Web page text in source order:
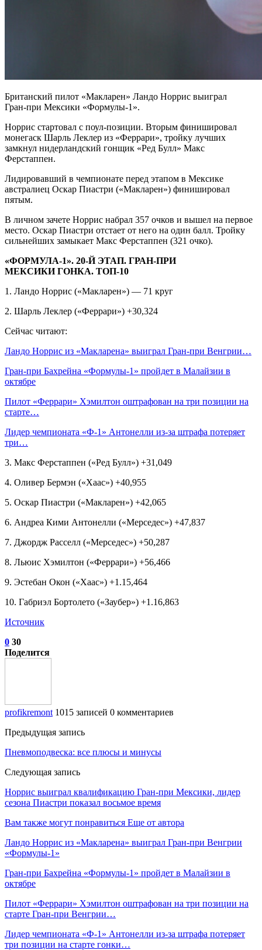
Британский пилот «Макларен» Ландо Норрис выиграл
Гран‑при Мексики «Формулы‑1».
Норрис стартовал с поул‑позиции. Вторым финишировал
монегаск Шарль Леклер из «Феррари», тройку лучших
замкнул нидерландский гонщик «Ред Булл» Макс
Ферстаппен.
Лидировавший в чемпионате перед этапом в Мексике
австралиец Оскар Пиастри («Макларен») финишировал
пятым.
В личном зачете Норрис набрал 357 очков и вышел на первое
место. Оскар Пиастри отстает от него на один балл. Тройку
сильнейших замыкает Макс Ферстаппен (321 очко).
«ФОРМУЛА‑1». 20‑Й ЭТАП. ГРАН‑ПРИ
МЕКСИКИГОНКА. ТОП‑10
1. Ландо Норрис («Макларен») — 71 круг
2. Шарль Леклер («Феррари») +30,324
Сейчас читают:
Ландо Норрис из «Макларена» выиграл Гран‑при Венгрии…
Гран‑при Бахрейна «Формулы‑1» пройдет в Малайзии в
октябре
Пилот «Феррари» Хэмилтон оштрафован на три позиции на
старте…
Лидер чемпионата «Ф‑1» Антонелли из‑за штрафа потеряет
три…
3. Макс Ферстаппен («Ред Булл») +31,049
4. Оливер Бермэн («Хаас») +40,955
5. Оскар Пиастри («Макларен») +42,065
6. Андреа Кими Антонелли («Мерседес») +47,837
7. Джордж Расселл («Мерседес») +50,287
8. Льюис Хэмилтон («Феррари») +56,466
9. Эстебан Окон («Хаас») +1.15,464
10. Габриэл Бортолето («Заубер») +1.16,863
Источник
0 30
Поделится
profikremont 1015 записей 0 комментариев
Предыдущая запись
Пневмоподвеска: все плюсы и минусы
Следующая запись
Норрис выиграл квалификацию Гран‑при Мексики, лидер
сезона Пиастри показал восьмое время
Вам также могут понравиться Еще от автора
Ландо Норрис из «Макларена» выиграл Гран‑при Венгрии
«Формулы‑1»
Гран‑при Бахрейна «Формулы‑1» пройдет в Малайзии в
октябре
Пилот «Феррари» Хэмилтон оштрафован на три позиции на
старте Гран‑при Венгрии…
Лидер чемпионата «Ф‑1» Антонелли из‑за штрафа потеряет
три позиции на старте гонки…